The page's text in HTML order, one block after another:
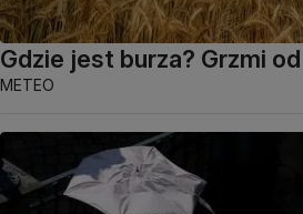
Gdzie jest burza? Grzmi
METEO